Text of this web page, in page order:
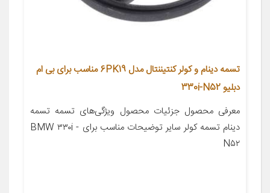
تسمه دینام و کولر کنتیننتال مدل 6PK19 مناسب برای بی ام
دبلیو 330i-N52
معرفی محصول جزئیات محصول ویژگی‌های تسمه تسمه
دینام تسمه کولر سایر توضیحات مناسب برای BMW ۳۳۰i -
N۵۲